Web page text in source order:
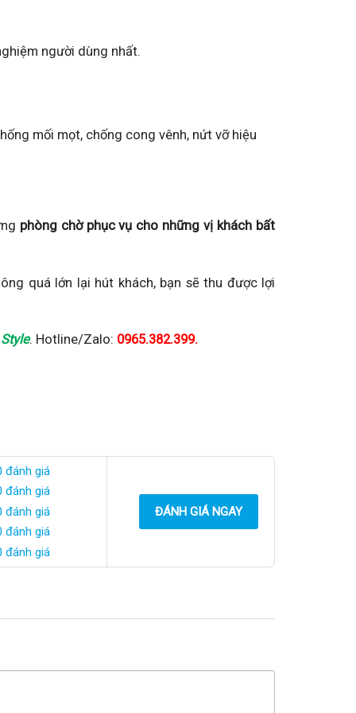
người dùng nhất.
mối mọt, chống cong vênh, nứt vỡ hiệu
phòng chờ phục vụ cho những vị khách bất
quá lớn lại hút khách, bạn sẽ thu được lợi
. Hotline/Zalo: 0965.382.399.
đánh giá
đánh giá
đánh giá
đánh giá
đánh giá
ĐÁNH GIÁ NGAY